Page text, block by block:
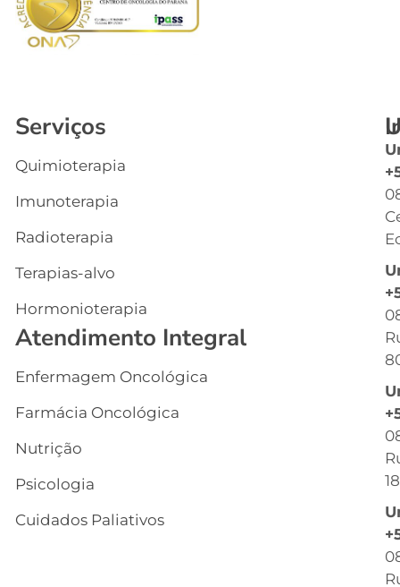
Serviços
Quimioterapia
Imunoterapia
Radioterapia
Terapias-alvo
Hormonioterapia
Atendimento Integral
Enfermagem Oncológica
Farmácia Oncológica
Nutrição
Psicologia
Cuidados Paliativos